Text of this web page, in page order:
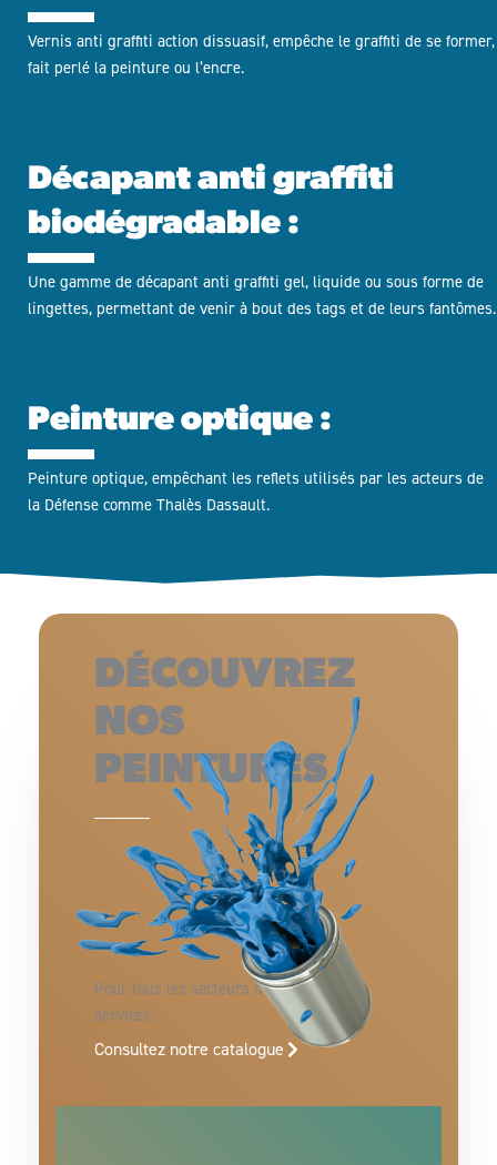
Vernis anti graffiti action dissuasif, empêche le graffiti de se former,
fait perlé la peinture ou l’encre.
Décapant anti graffiti
biodégradable :
Une gamme de décapant anti graffiti gel, liquide ou sous forme de
lingettes, permettant de venir à bout des tags et de leurs fantômes.
Peinture optique :
Peinture optique, empêchant les reflets utilisés par les acteurs de
la Défense comme Thalès Dassault.
DÉCOUVREZ
NOS
PEINTURES
Pour tous les secteurs d’activités et de
services.
Consultez notre catalogue